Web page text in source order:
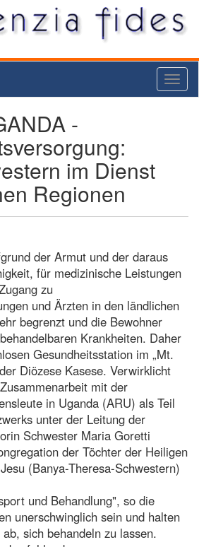
-
im Dienst
Regionen
der Armut und der daraus
für medizinische Leistungen
zu
und Ärzten in den ländlichen
begrenzt und die Bewohner
Krankheiten. Daher
Gesundheitsstation im „Mt.
Diözese Kasese. Verwirklicht
mit der
in Uganda (ARU) als Teil
unter der Leitung der
Schwester Maria Goretti
der Töchter der Heiligen
(Banya-Theresa-Schwestern)
und Behandlung", so die
unerschwinglich sein und halten
sich behandeln zu lassen.